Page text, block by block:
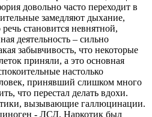
довольно часто переходит в
замедляют дыхание,
становится невнятной,
деятельность – сильно
забывчивость, что некоторые
приняли, а это основная
настолько
принявший слишком много
что перестал делать вдохи.
вызывающие галлюцинации.
- ЛСД. Наркотик был